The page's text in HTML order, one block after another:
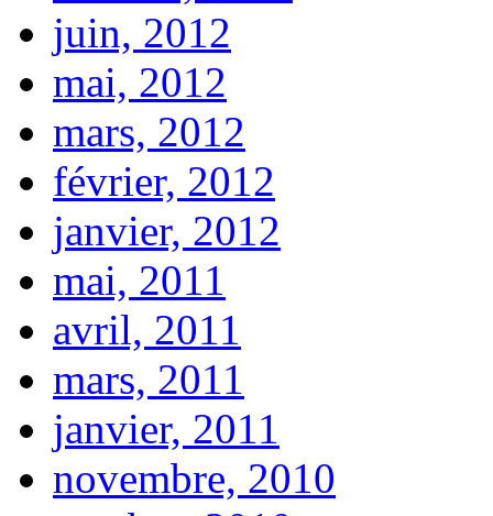
juin, 2012
mai, 2012
mars, 2012
février, 2012
janvier, 2012
mai, 2011
avril, 2011
mars, 2011
janvier, 2011
novembre, 2010